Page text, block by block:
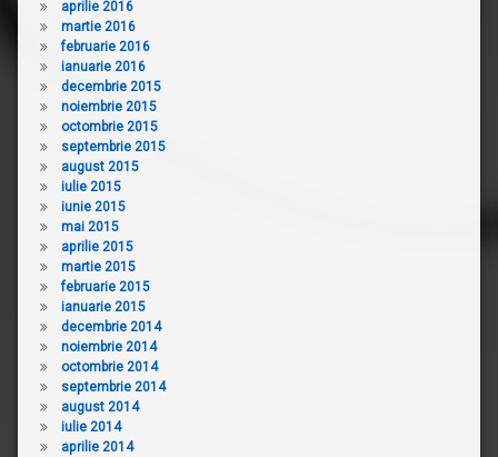
aprilie 2016
martie 2016
februarie 2016
ianuarie 2016
decembrie 2015
noiembrie 2015
octombrie 2015
septembrie 2015
august 2015
iulie 2015
iunie 2015
mai 2015
aprilie 2015
martie 2015
februarie 2015
ianuarie 2015
decembrie 2014
noiembrie 2014
octombrie 2014
septembrie 2014
august 2014
iulie 2014
aprilie 2014